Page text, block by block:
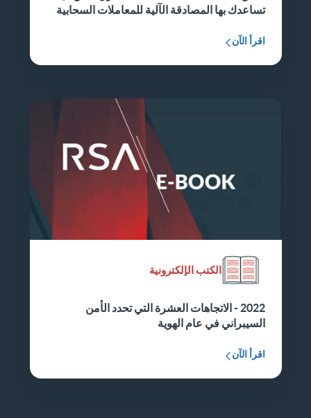
تساعدك بها المصادقة الآلية للمعاملات السحابية
اقرأ الآن
الكتب الإلكترونية
2022 - الاتجاهات العشرة التي تحدد الأمن
السيبراني في عام الهوية
اقرأ الآن